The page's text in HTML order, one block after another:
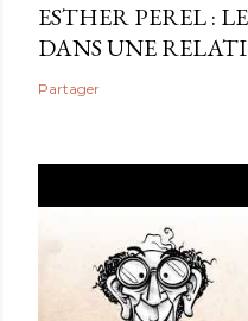
ESTHER PEREL :
DANS UNE
Partager